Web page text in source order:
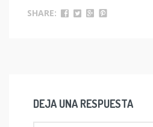
SHARE:
DEJA UNA RESPUESTA